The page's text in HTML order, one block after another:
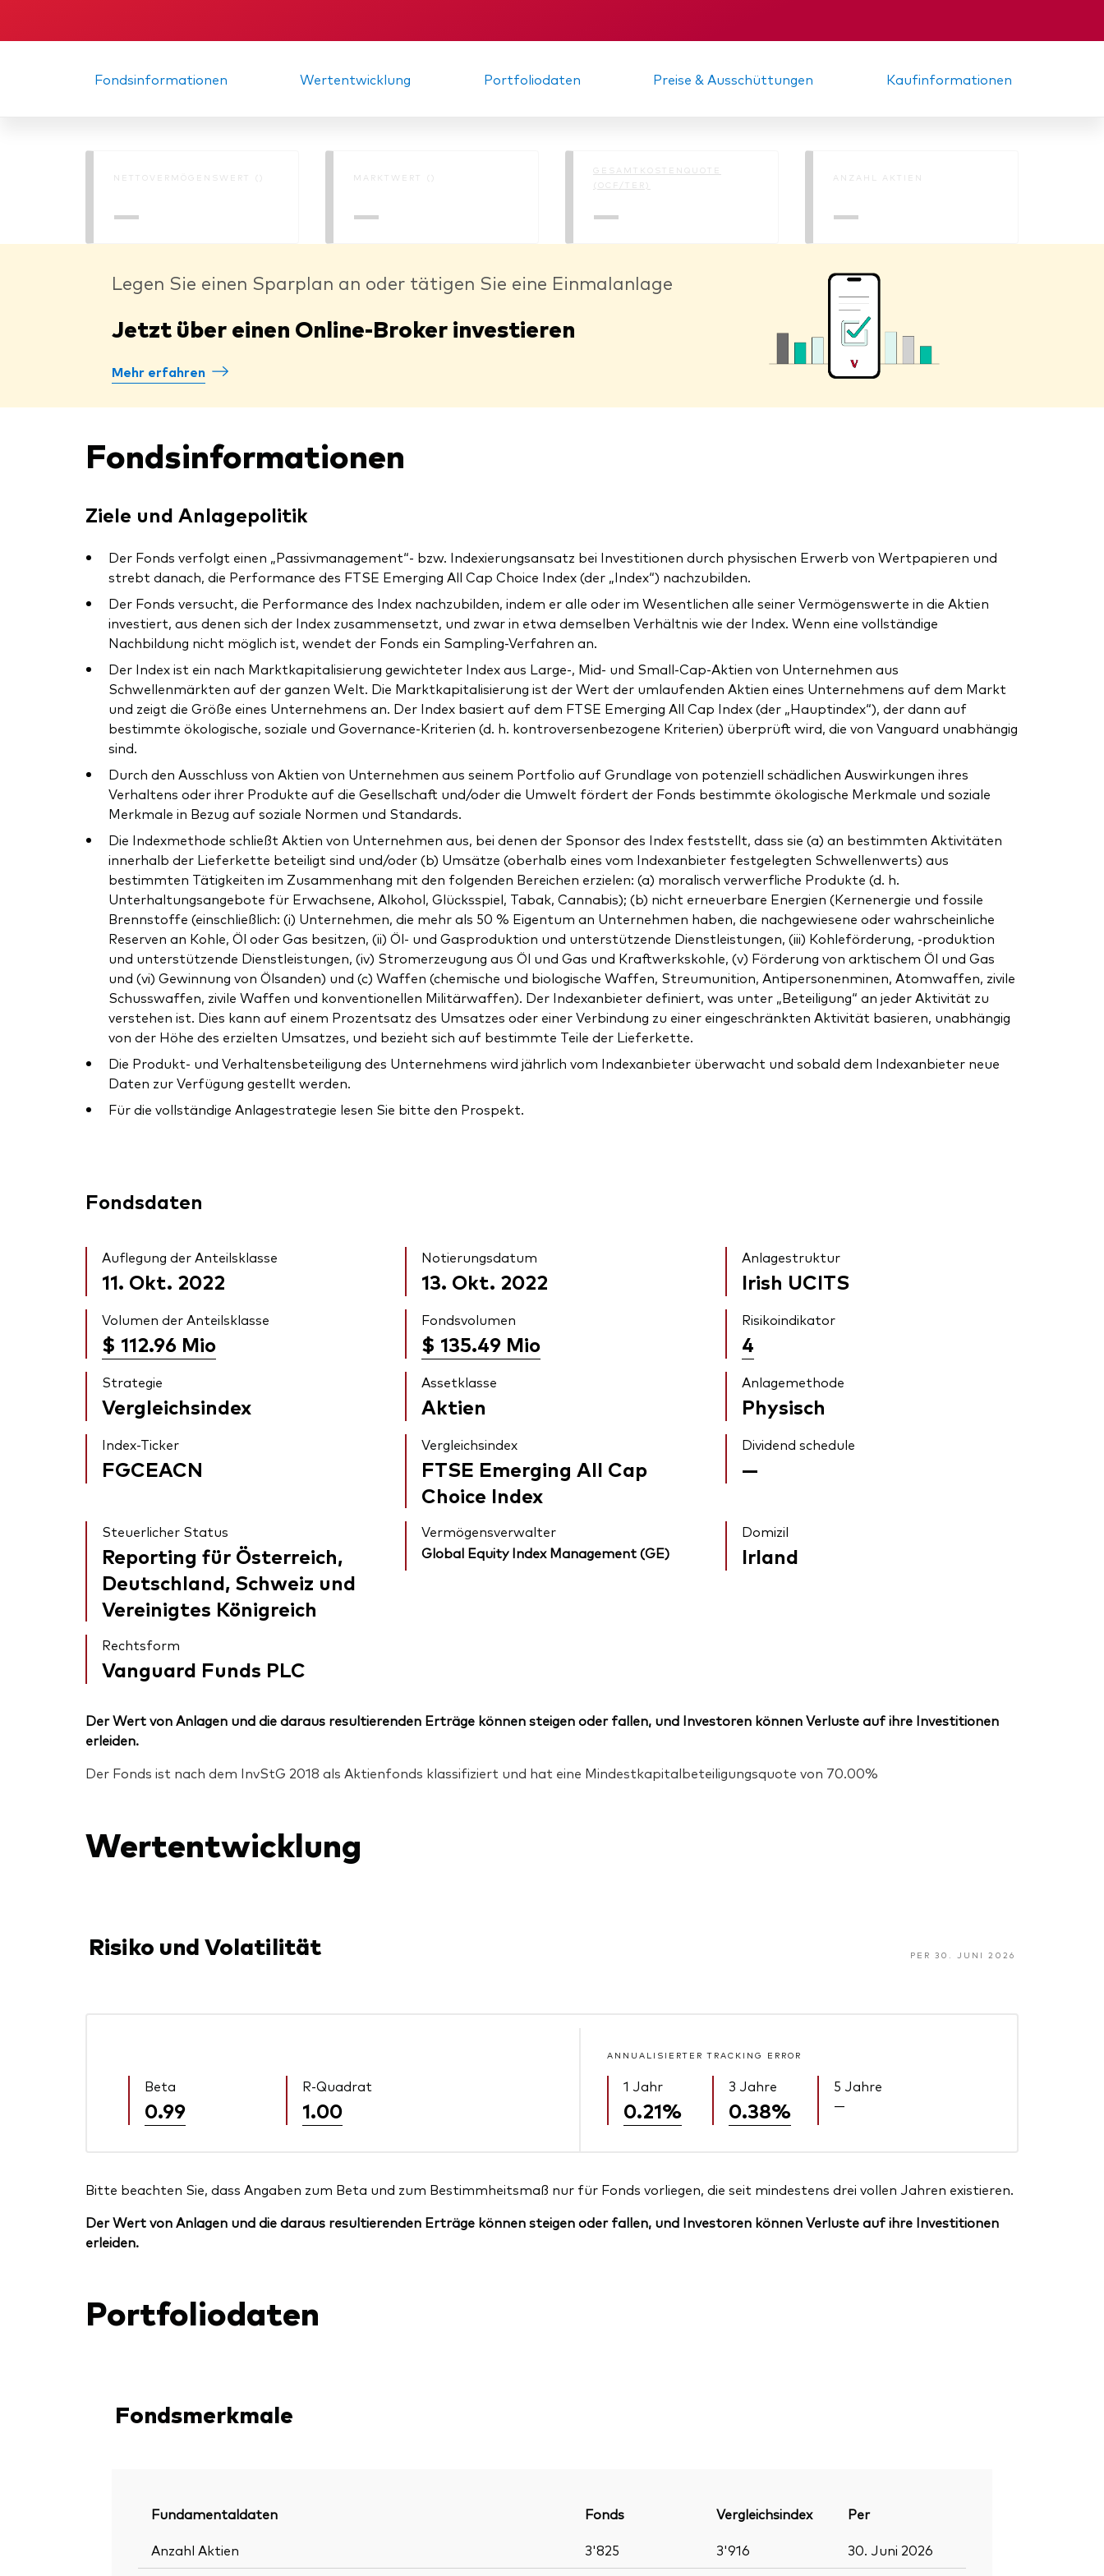
Fondsinformationen Wertentwicklung Portfoliodaten Preise & Ausschüttungen Kaufinformationen
NETTOVERMÖGENSWERT ()
—
MARKTWERT ()
—
GESAMTKOSTENQUOTE
(OCF/TER)
—
ANZAHL AKTIEN
—
Legen Sie einen Sparplan an oder tätigen Sie eine Einmalanlage
Jetzt über einen Online-Broker investieren
Mehr erfahren
Fondsinformationen
Ziele und Anlagepolitik
Der Fonds verfolgt einen „Passivmanagement“- bzw. Indexierungsansatz bei Investitionen durch physischen Erwerb von Wertpapieren und
strebt danach, die Performance des FTSE Emerging All Cap Choice Index (der „Index“) nachzubilden.
Der Fonds versucht, die Performance des Index nachzubilden, indem er alle oder im Wesentlichen alle seiner Vermögenswerte in die Aktien
investiert, aus denen sich der Index zusammensetzt, und zwar in etwa demselben Verhältnis wie der Index. Wenn eine vollständige
Nachbildung nicht möglich ist, wendet der Fonds ein Sampling-Verfahren an.
Der Index ist ein nach Marktkapitalisierung gewichteter Index aus Large-, Mid- und Small-Cap-Aktien von Unternehmen aus
Schwellenmärkten auf der ganzen Welt. Die Marktkapitalisierung ist der Wert der umlaufenden Aktien eines Unternehmens auf dem Markt
und zeigt die Größe eines Unternehmens an. Der Index basiert auf dem FTSE Emerging All Cap Index (der „Hauptindex“), der dann auf
bestimmte ökologische, soziale und Governance-Kriterien (d. h. kontroversenbezogene Kriterien) überprüft wird, die von Vanguard unabhängig
sind.
Durch den Ausschluss von Aktien von Unternehmen aus seinem Portfolio auf Grundlage von potenziell schädlichen Auswirkungen ihres
Verhaltens oder ihrer Produkte auf die Gesellschaft und/oder die Umwelt fördert der Fonds bestimmte ökologische Merkmale und soziale
Merkmale in Bezug auf soziale Normen und Standards.
Die Indexmethode schließt Aktien von Unternehmen aus, bei denen der Sponsor des Index feststellt, dass sie (a) an bestimmten Aktivitäten
innerhalb der Lieferkette beteiligt sind und/oder (b) Umsätze (oberhalb eines vom Indexanbieter festgelegten Schwellenwerts) aus
bestimmten Tätigkeiten im Zusammenhang mit den folgenden Bereichen erzielen: (a) moralisch verwerfliche Produkte (d. h.
Unterhaltungsangebote für Erwachsene, Alkohol, Glücksspiel, Tabak, Cannabis); (b) nicht erneuerbare Energien (Kernenergie und fossile
Brennstoffe (einschließlich: (i) Unternehmen, die mehr als 50 % Eigentum an Unternehmen haben, die nachgewiesene oder wahrscheinliche
Reserven an Kohle, Öl oder Gas besitzen, (ii) Öl- und Gasproduktion und unterstützende Dienstleistungen, (iii) Kohleförderung, -produktion
und unterstützende Dienstleistungen, (iv) Stromerzeugung aus Öl und Gas und Kraftwerkskohle, (v) Förderung von arktischem Öl und Gas
und (vi) Gewinnung von Ölsanden) und (c) Waffen (chemische und biologische Waffen, Streumunition, Antipersonenminen, Atomwaffen, zivile
Schusswaffen, zivile Waffen und konventionellen Militärwaffen). Der Indexanbieter definiert, was unter „Beteiligung“ an jeder Aktivität zu
verstehen ist. Dies kann auf einem Prozentsatz des Umsatzes oder einer Verbindung zu einer eingeschränkten Aktivität basieren, unabhängig
von der Höhe des erzielten Umsatzes, und bezieht sich auf bestimmte Teile der Lieferkette.
Die Produkt- und Verhaltensbeteiligung des Unternehmens wird jährlich vom Indexanbieter überwacht und sobald dem Indexanbieter neue
Daten zur Verfügung gestellt werden.
Für die vollständige Anlagestrategie lesen Sie bitte den Prospekt.
Fondsdaten
Auflegung der Anteilsklasse
11. Okt. 2022
Notierungsdatum
13. Okt. 2022
Anlagestruktur
Irish UCITS
Volumen der Anteilsklasse
$ 112.96 Mio
Fondsvolumen
$ 135.49 Mio
Risikoindikator
4
Strategie
Vergleichsindex
Assetklasse
Aktien
Anlagemethode
Physisch
Index-Ticker
FGCEACN
Vergleichsindex
FTSE Emerging All Cap
Choice Index
Dividend schedule
—
Steuerlicher Status
Reporting für Österreich,
Deutschland, Schweiz und
Vereinigtes Königreich
Vermögensverwalter
Global Equity Index Management (GE)
Domizil
Irland
Rechtsform
Vanguard Funds PLC
Der Wert von Anlagen und die daraus resultierenden Erträge können steigen oder fallen, und Investoren können Verluste auf ihre Investitionen
erleiden.
Der Fonds ist nach dem InvStG 2018 als Aktienfonds klassifiziert und hat eine Mindestkapitalbeteiligungsquote von 70.00%
Wertentwicklung
Risiko und Volatilität PER 30. JUNI 2026
Beta
0.99
R-Quadrat
1.00
ANNUALISIERTER TRACKING ERROR
1 Jahr
0.21%
3 Jahre
0.38%
5 Jahre
—
Bitte beachten Sie, dass Angaben zum Beta und zum Bestimmheitsmaß nur für Fonds vorliegen, die seit mindestens drei vollen Jahren existieren.
Der Wert von Anlagen und die daraus resultierenden Erträge können steigen oder fallen, und Investoren können Verluste auf ihre Investitionen
erleiden.
Portfoliodaten
Fondsmerkmale
Fundamentaldaten Fonds Vergleichsindex
Per
Anzahl Aktien
3'825 3'916 30. Juni 2026